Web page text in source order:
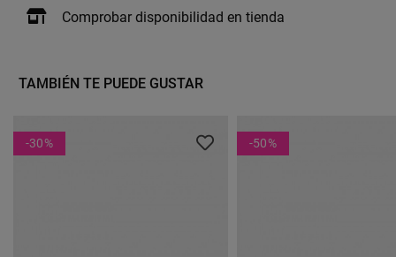
Comprobar disponibilidad en tienda
TAMBIÉN TE PUEDE GUSTAR
-30% -50%